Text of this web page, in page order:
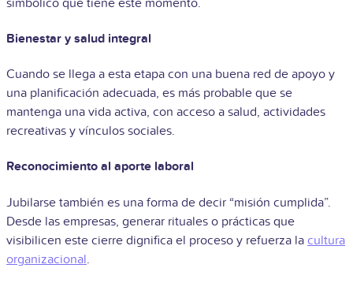
Bienestar y salud integral
Cuando se llega a esta etapa con una buena red de apoyo y
una planificación adecuada, es más probable que se
mantenga una vida activa, con acceso a salud, actividades
recreativas y vínculos sociales.
Reconocimiento al aporte laboral
Jubilarse también es una forma de decir “misión cumplida”.
Desde las empresas, generar rituales o prácticas que
visibilicen este cierre dignifica el proceso y refuerza la cultura
organizacional.